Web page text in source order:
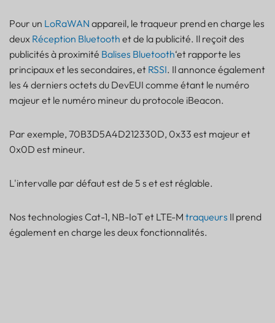
Pour un LoRaWAN appareil, le traqueur prend en charge les
deux Réception Bluetooth et de la publicité. Il reçoit des
publicités à proximité Balises Bluetooth‘et rapporte les
principaux et les secondaires, et RSSI. Il annonce également
les 4 derniers octets du DevEUI comme étant le numéro
majeur et le numéro mineur du protocole iBeacon.
Par exemple, 70B3D5A4D212330D, 0x33 est majeur et
0x0D est mineur.
L'intervalle par défaut est de 5 s et est réglable.
Nos technologies Cat-1, NB-IoT et LTE-M traqueurs Il prend
également en charge les deux fonctionnalités.